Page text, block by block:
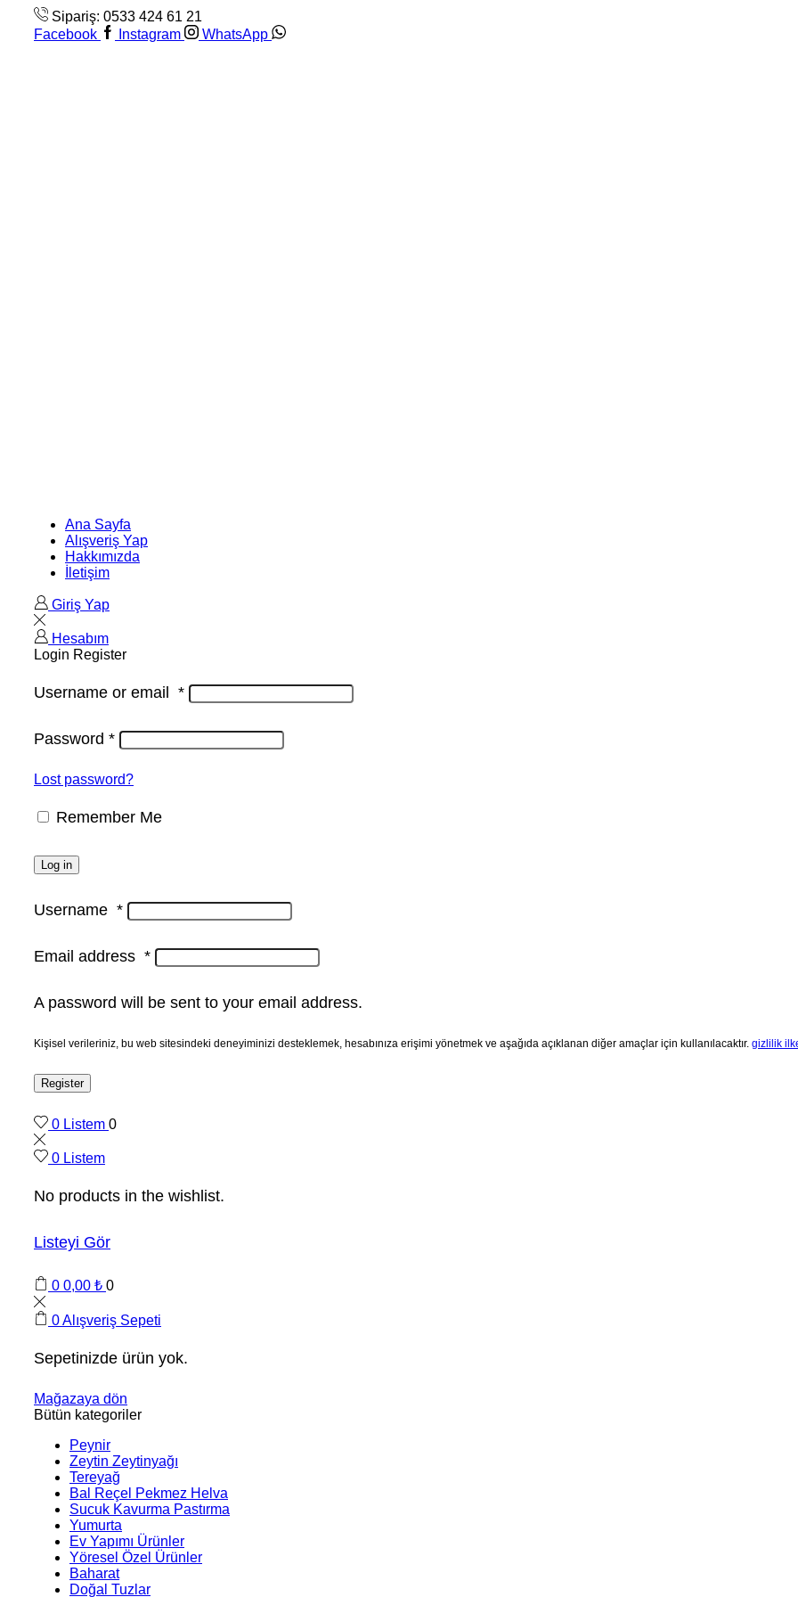
Sipariş: 0533 424 61 21
Facebook
Instagram WhatsApp
Ana Sayfa
Alışveriş Yap
Hakkımızda
İletişim
Giriş Yap
Hesabım
Login Register
Username or email *
Password *
Lost password?
Remember Me
Log in
Username *
Email address *
A password will be sent to your email address.
Kişisel verileriniz, bu web sitesindeki deneyiminizi desteklemek, hesabınıza erişimi yönetmek ve aşağıda açıklanan diğer amaçlar için kullanılacaktır. gizlilik
Register
0 Listem 0
0 Listem
No products in the wishlist.
Listeyi Gör
0 0,00 ₺ 0
0Alışveriş Sepeti
Sepetinizde ürün yok.
Mağazaya dön
Bütün kategoriler
Peynir
Zeytin Zeytinyağı
Tereyağ
Bal Reçel Pekmez Helva
Sucuk Kavurma Pastırma
Yumurta
Ev Yapımı Ürünler
Yöresel Özel Ürünler
Baharat
Doğal Tuzlar